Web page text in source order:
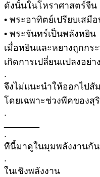
ดังนั้นในโหราศาสตร์จีน
• พระอาทิตย์เปรียบเสมื
• พระจันทร์เป็นพลังหยิน
เมื่อหยินและหยางถูกกร
เกิดการเปลี่ยนแปลงอย่
.
จึงไม่แนะนำให้ออกไปสั
โดยเฉพาะช่วงพีคของสุ
.
.
ทีนี้มาดูในมุมพลังงานกัน
.
ในเชิงพลังงาน